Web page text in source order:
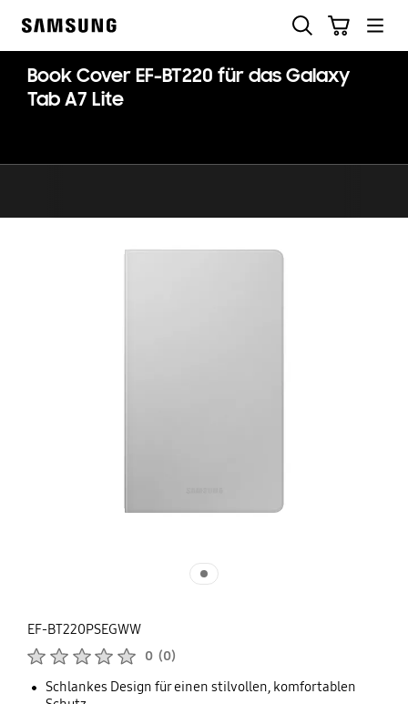
Book Cover EF-BT220 für das Galaxy
Tab A7 Lite
EF-BT220PSEGWW
0 (0)
Schlankes Design für einen stilvollen, komfortablen